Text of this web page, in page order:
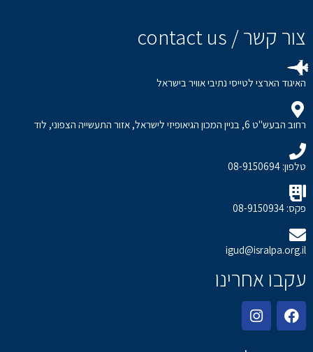
צור קשר / contact us
האיגוד הארצי לטייסי נתיבי אוויר בישראל
רחוב הבעש"ט 6, בניין המכון הגיאופיזי לישראל, אזור התעשייה הצפוני, לוד
טלפון: 08-9150694
פקס: 08-9150934
igud@isralpa.org.il
עקבו אחרינו